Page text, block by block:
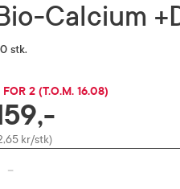
Bio-Calcium
60 stk.
FOR 2 (T.O.M. 16.08)
kr/stk)
-